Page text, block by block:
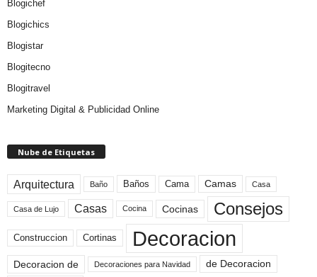
Blogichef
Blogichics
Blogistar
Blogitecno
Blogitravel
Marketing Digital & Publicidad Online
Nube de Etiquetas
Arquitectura Baño Baños Cama Camas Casa
Casa de Lujo Casas Cocina Cocinas Consejos
Construccion Cortinas Decoracion
Decoracion de Decoraciones para Navidad de Decoracion